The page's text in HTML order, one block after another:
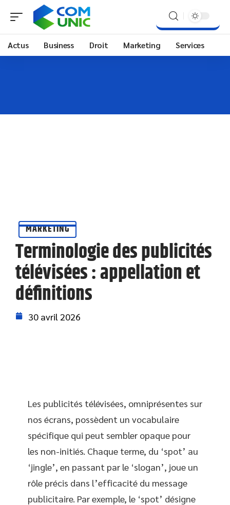
Actus Business Droit Marketing Services
MARKETING
Terminologie des publicités
télévisées : appellation et
définitions
30 avril 2026
Les publicités télévisées, omniprésentes sur
nos écrans, possèdent un vocabulaire
spécifique qui peut sembler opaque pour
les non-initiés. Chaque terme, du ‘spot’ au
‘jingle’, en passant par le ‘slogan’, joue un
rôle précis dans l’efficacité du message
publicitaire. Par exemple, le ‘spot’ désigne